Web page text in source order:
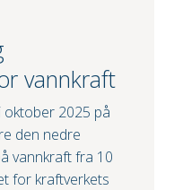
vannkraft
2025 på
den nedre
vannkraft fra 10
for kraftverkets